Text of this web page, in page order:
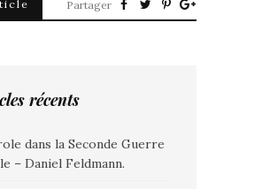
Partager
récents
dans la Seconde Guerre
– Daniel Feldmann.